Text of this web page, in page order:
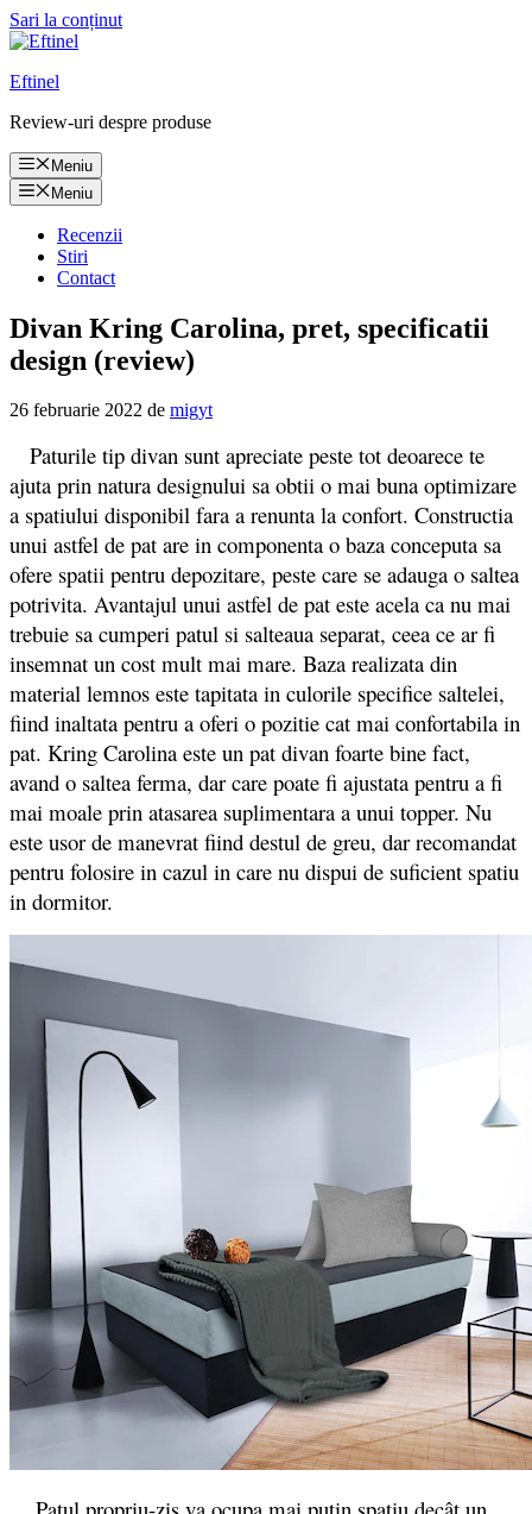
Sari la conținut
Eftinel
Review-uri despre produse
Meniu
Meniu
Recenzii
Stiri
Contact
Divan Kring Carolina, pret, specificatii
design (review)
26 februarie 2022 de migyt
Paturile tip divan sunt apreciate peste tot deoarece te
ajuta prin natura designului sa obtii o mai buna optimizare
a spatiului disponibil fara a renunta la confort. Constructia
unui astfel de pat are in componenta o baza conceputa sa
ofere spatii pentru depozitare, peste care se adauga o saltea
potrivita. Avantajul unui astfel de pat este acela ca nu mai
trebuie sa cumperi patul si salteaua separat, ceea ce ar fi
insemnat un cost mult mai mare. Baza realizata din
material lemnos este tapitata in culorile specifice saltelei,
fiind inaltata pentru a oferi o pozitie cat mai confortabila in
pat. Kring Carolina este un pat divan foarte bine fact,
avand o saltea ferma, dar care poate fi ajustata pentru a fi
mai moale prin atasarea suplimentara a unui topper. Nu
este usor de manevrat fiind destul de greu, dar recomandat
pentru folosire in cazul in care nu dispui de suficient spatiu
in dormitor.